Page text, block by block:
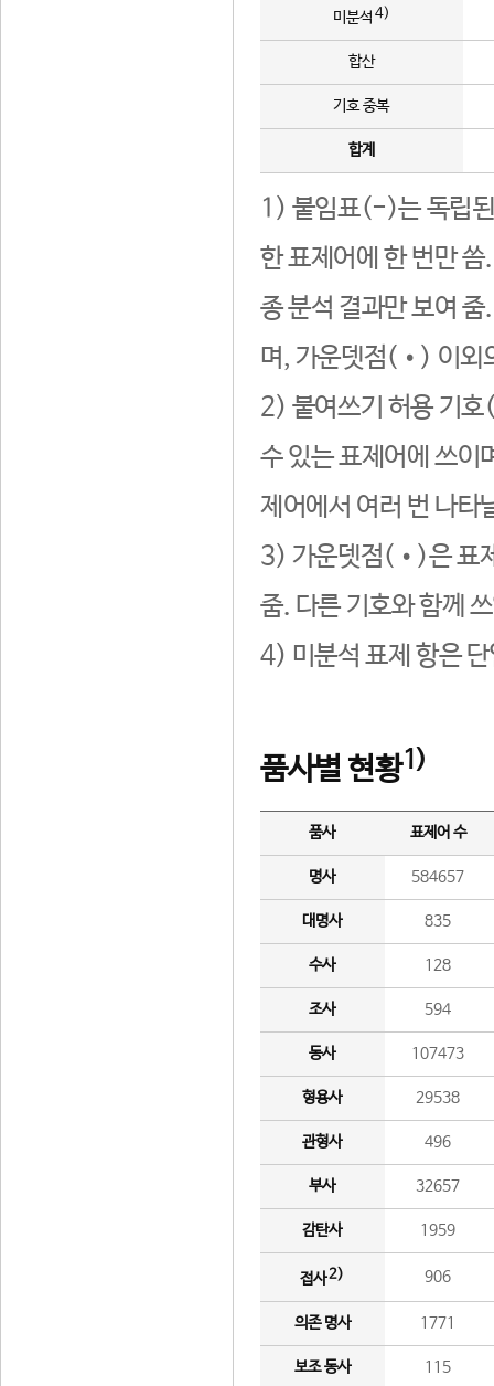
미분석 4)
합산
기호 중복
합계
1) 붙임표(-)는 독립된
한 표제어에 한 번만
종 분석 결과만 보여
며, 가운뎃점(•) 이외
2) 붙여쓰기 허용 기호
수 있는 표제어에 쓰이
제어에서 여러 번 나타
3) 가운뎃점(•)은 표
줌. 다른 기호와 함께
4) 미분석 표제 항은
품사별 현황1)
품사 표제어 수
명사 584657
대명사 835
수사 128
조사 594
동사 107473
형용사 29538
관형사 496
부사 32657
감탄사 1959
접사2) 906
의존 명사 1771
보조 동사 115